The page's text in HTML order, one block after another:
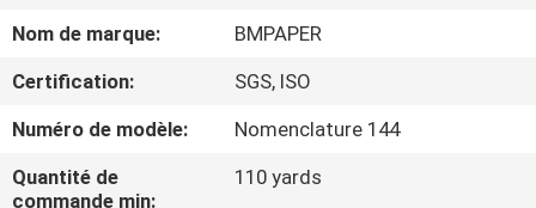
À
PROPOS
NOUS
Nom de marque:
BMPAPER
Certification:
SGS, ISO
Numéro de modèle:
Nomenclature 144
Quantité de
commande min:
110 yards